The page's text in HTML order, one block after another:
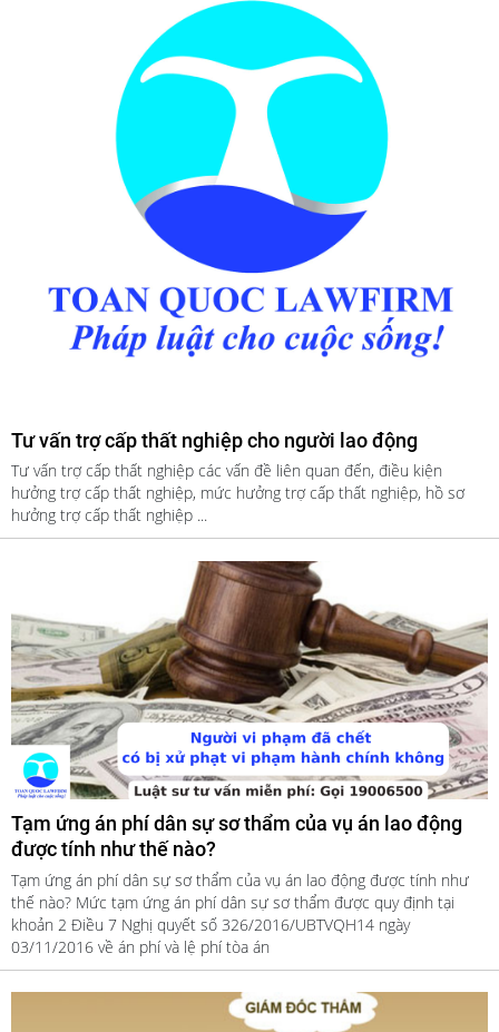
Tư vấn trợ cấp thất nghiệp cho người lao động
Tư vấn trợ cấp thất nghiệp các vấn đề liên quan đến, điều kiện
hưởng trợ cấp thất nghiệp, mức hưởng trợ cấp thất nghiệp, hồ sơ
hưởng trợ cấp thất nghiệp ...
Tạm ứng án phí dân sự sơ thẩm của vụ án lao động
được tính như thế nào?
Tạm ứng án phí dân sự sơ thẩm của vụ án lao động được tính như
thế nào? Mức tạm ứng án phí dân sự sơ thẩm được quy định tại
khoản 2 Điều 7 Nghị quyết số 326/2016/UBTVQH14 ngày
03/11/2016 về án phí và lệ phí tòa án